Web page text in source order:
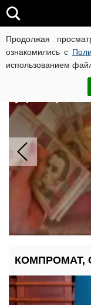
Продолжая
ознакомились с
использованием
ВОЙНА
Надбавка к
за какие
КОМПРОМАТ,